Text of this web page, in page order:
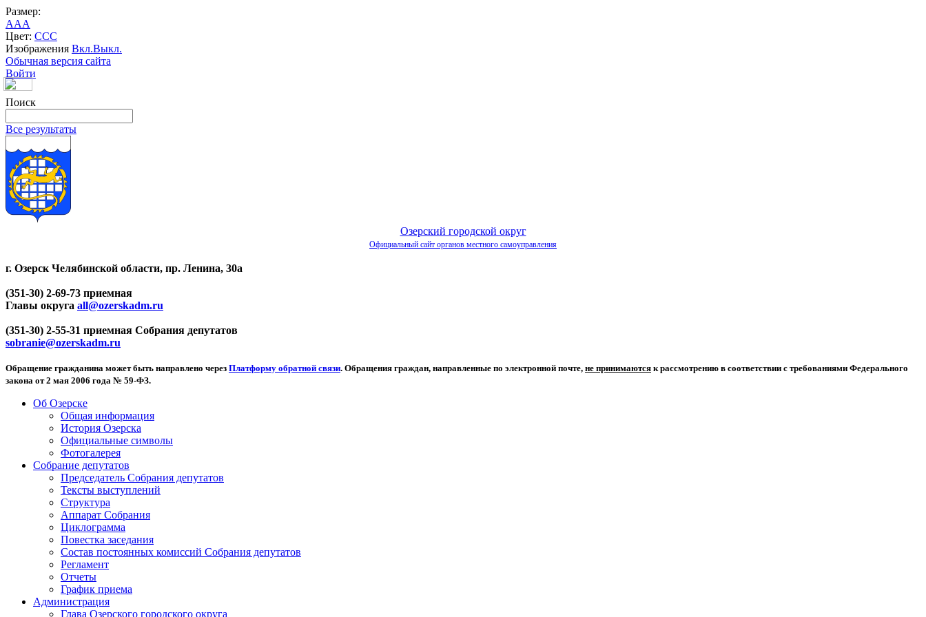
Размер:
AAA
Цвет: CCC
Изображения Вкл.Выкл.
Обычная версия сайта
Войти
Поиск
Все результаты
Озерский городской округ
Официальный сайт органов местного самоуправления
г. Озерск Челябинской области, пр. Ленина, 30а
(351-30) 2-69-73 приемная
Главы округа all@ozerskadm.ru
(351-30) 2-55-31 приемная Собрания депутатов
sobranie@ozerskadm.ru
Обращение гражданина может быть направлено через Платформу обратной связи. Обращения граждан, направленные по электронной почте, не принимаются к рассмотрению в соответствии с требованиями Федерального
закона от 2 мая 2006 года № 59-ФЗ.
Об Озерске
Общая информация
История Озерска
Официальные символы
Фотогалерея
Собрание депутатов
Председатель Собрания депутатов
Тексты выступлений
Структура
Аппарат Собрания
Циклограмма
Повестка заседания
Состав постоянных комиссий Собрания депутатов
Регламент
Отчеты
График приема
Администрация
Глава Озерского городского округа